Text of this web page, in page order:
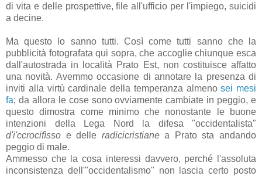
di vita e delle prospettive, file all'ufficio per l'impiego, suicidi
a decine.
Ma questo lo sanno tutti. Così come tutti sanno che la
pubblicità fotografata qui sopra, che accoglie chiunque esca
dall'autostrada in località Prato Est, non costituisce affatto
una novità. Avemmo occasione di annotare la presenza di
inviti alla virtù cardinale della temperanza almenosei mesi
fa; da allora le cose sono ovviamente cambiate in peggio, e
questo dimostra come minimo che nonostante le buone
intenzioni della Lega Nord la difesa "occidentalista"
d'i'ccrocifìsso e delle radicicristianea Prato sta andando
peggio di male.
Ammesso che la cosa interessi davvero, perché l'assoluta
inconsistenza dell'"occidentalismo" non lascia certo posto